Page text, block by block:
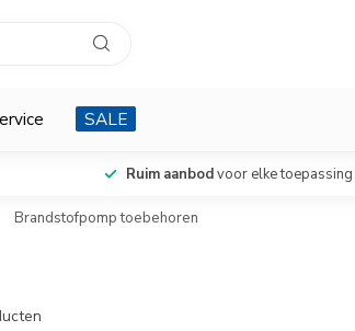
SALE
Ruim aanbodvoor elke toepassing
Brandstofpomp toebehoren